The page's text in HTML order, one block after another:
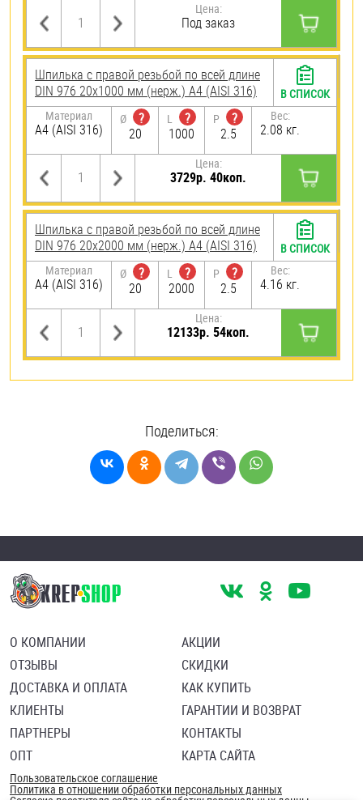
Цена:
Под заказ
Шпилька с правой резьбой по всей длине
DIN 976 20х1000 мм (нерж.) A4 (AISI 316)
Материал
A4 (AISI 316)
Ø
?
20
L
?
1000
P
?
2.5
Вес:
2.08 кг.
Цена:
3729р. 40коп.
В СПИСОК
Шпилька с правой резьбой по всей длине
DIN 976 20х2000 мм (нерж.) A4 (AISI 316)
Материал
A4 (AISI 316)
Ø
?
20
L
?
2000
P
?
2.5
Вес:
4.16 кг.
Цена:
12133р. 54коп.
В СПИСОК
Поделиться:
О КОМПАНИИ
ОТЗЫВЫ
ДОСТАВКА И ОПЛАТА
КЛИЕНТЫ
ПАРТНЕРЫ
ОПТ
АКЦИИ
СКИДКИ
КАК КУПИТЬ
ГАРАНТИИ И ВОЗВРАТ
КОНТАКТЫ
КАРТА САЙТА
Пользовательское соглашение
Политика в отношении обработки персональных данных